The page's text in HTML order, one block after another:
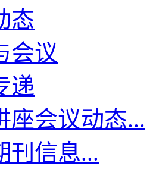
态
会议
递
座会议动态...
刊信息...